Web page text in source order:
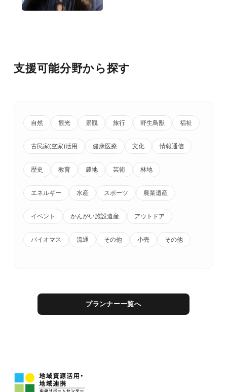
支援可能分野から探す
自然 観光 景観 旅行 野生鳥獣 福祉
古民家(空家)活用 健康医療 文化 情報通信
歴史 教育 農地 芸術 林地
エネルギー 水産 スポーツ 農業遺産
イベント かんがい施設遺産 アウトドア
バイオマス 流通 その他 小売 その他
プランナー一覧へ